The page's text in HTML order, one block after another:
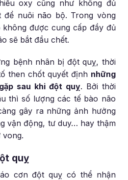
oxy cũng như không đủ
để nuôi não bộ. Trong vòng
được cung cấp đầy đủ
sẽ bắt đầu chết.
bệnh nhân bị đột quỵ, thời
then chốt quyết định những
sau khi đột quỵ. Bởi thời
thì số lượng các tế bào não
gây ra những ảnh hưởng
vận động, tư duy… hay thậm
vong.
quỵ
cơn đột quỵ có thể nhận